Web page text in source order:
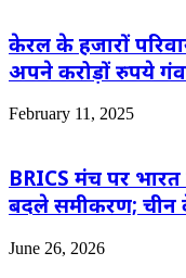
केरल के हजारों
अपने करोड़ों रुपये
February 11, 2025
BRICS मंच पर
बदले समीकरण; चीन
June 26, 2026